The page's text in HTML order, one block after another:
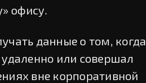
офису.
данные о том, когда
или совершал
вне корпоративной